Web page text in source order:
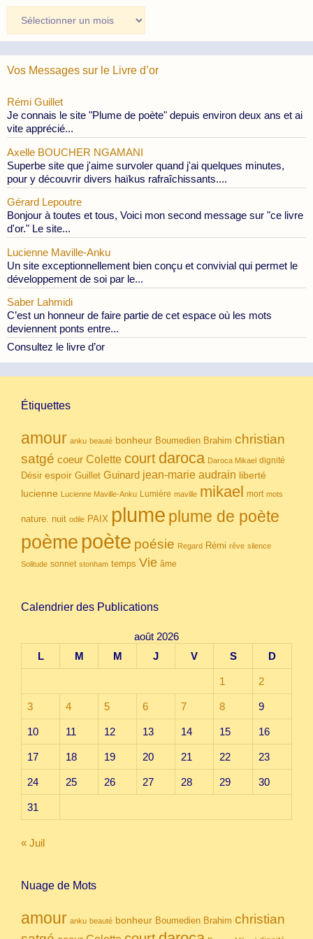
des
Publications
Vos Messages sur le Livre d’or
Rémi Guillet
Je connais le site "Plume de poète" depuis environ deux ans et ai
vite apprécié...
Axelle BOUCHER NGAMANI
Superbe site que j'aime survoler quand j'ai quelques minutes,
pour y découvrir divers haïkus rafraîchissants....
Gérard Lepoutre
Bonjour à toutes et tous, Voici mon second message sur "ce livre
d'or." Le site...
Lucienne Maville-Anku
Un site exceptionnellement bien conçu et convivial qui permet le
développement de soi par le...
Saber Lahmidi
C’est un honneur de faire partie de cet espace où les mots
deviennent ponts entre...
Consultez le livre d’or
Étiquettes
amour anku beauté bonheur Boumedien Brahim christian
satgé coeur Colette court daroca Daroca Mikael dignité
Désir espoir Guillet Guinard jean-marie audrain liberté
lucienne Lucienne Maville-Anku Lumière maville mikael mort mots
nature. nuit odile PAIX plume plume de poète
poème poète poésie Regard Rémi rêve silence
Solitude sonnet stonham temps Vie âme
Calendrier des Publications
août 2026
L
M M J V S D
1 2
3 4 5 6 7 8 9
10 11 12 13 14 15 16
17 18 19 20 21 22 23
24 25 26 27 28 29 30
31
« Juil
Nuage de Mots
amour anku beauté bonheur Boumedien Brahim christian